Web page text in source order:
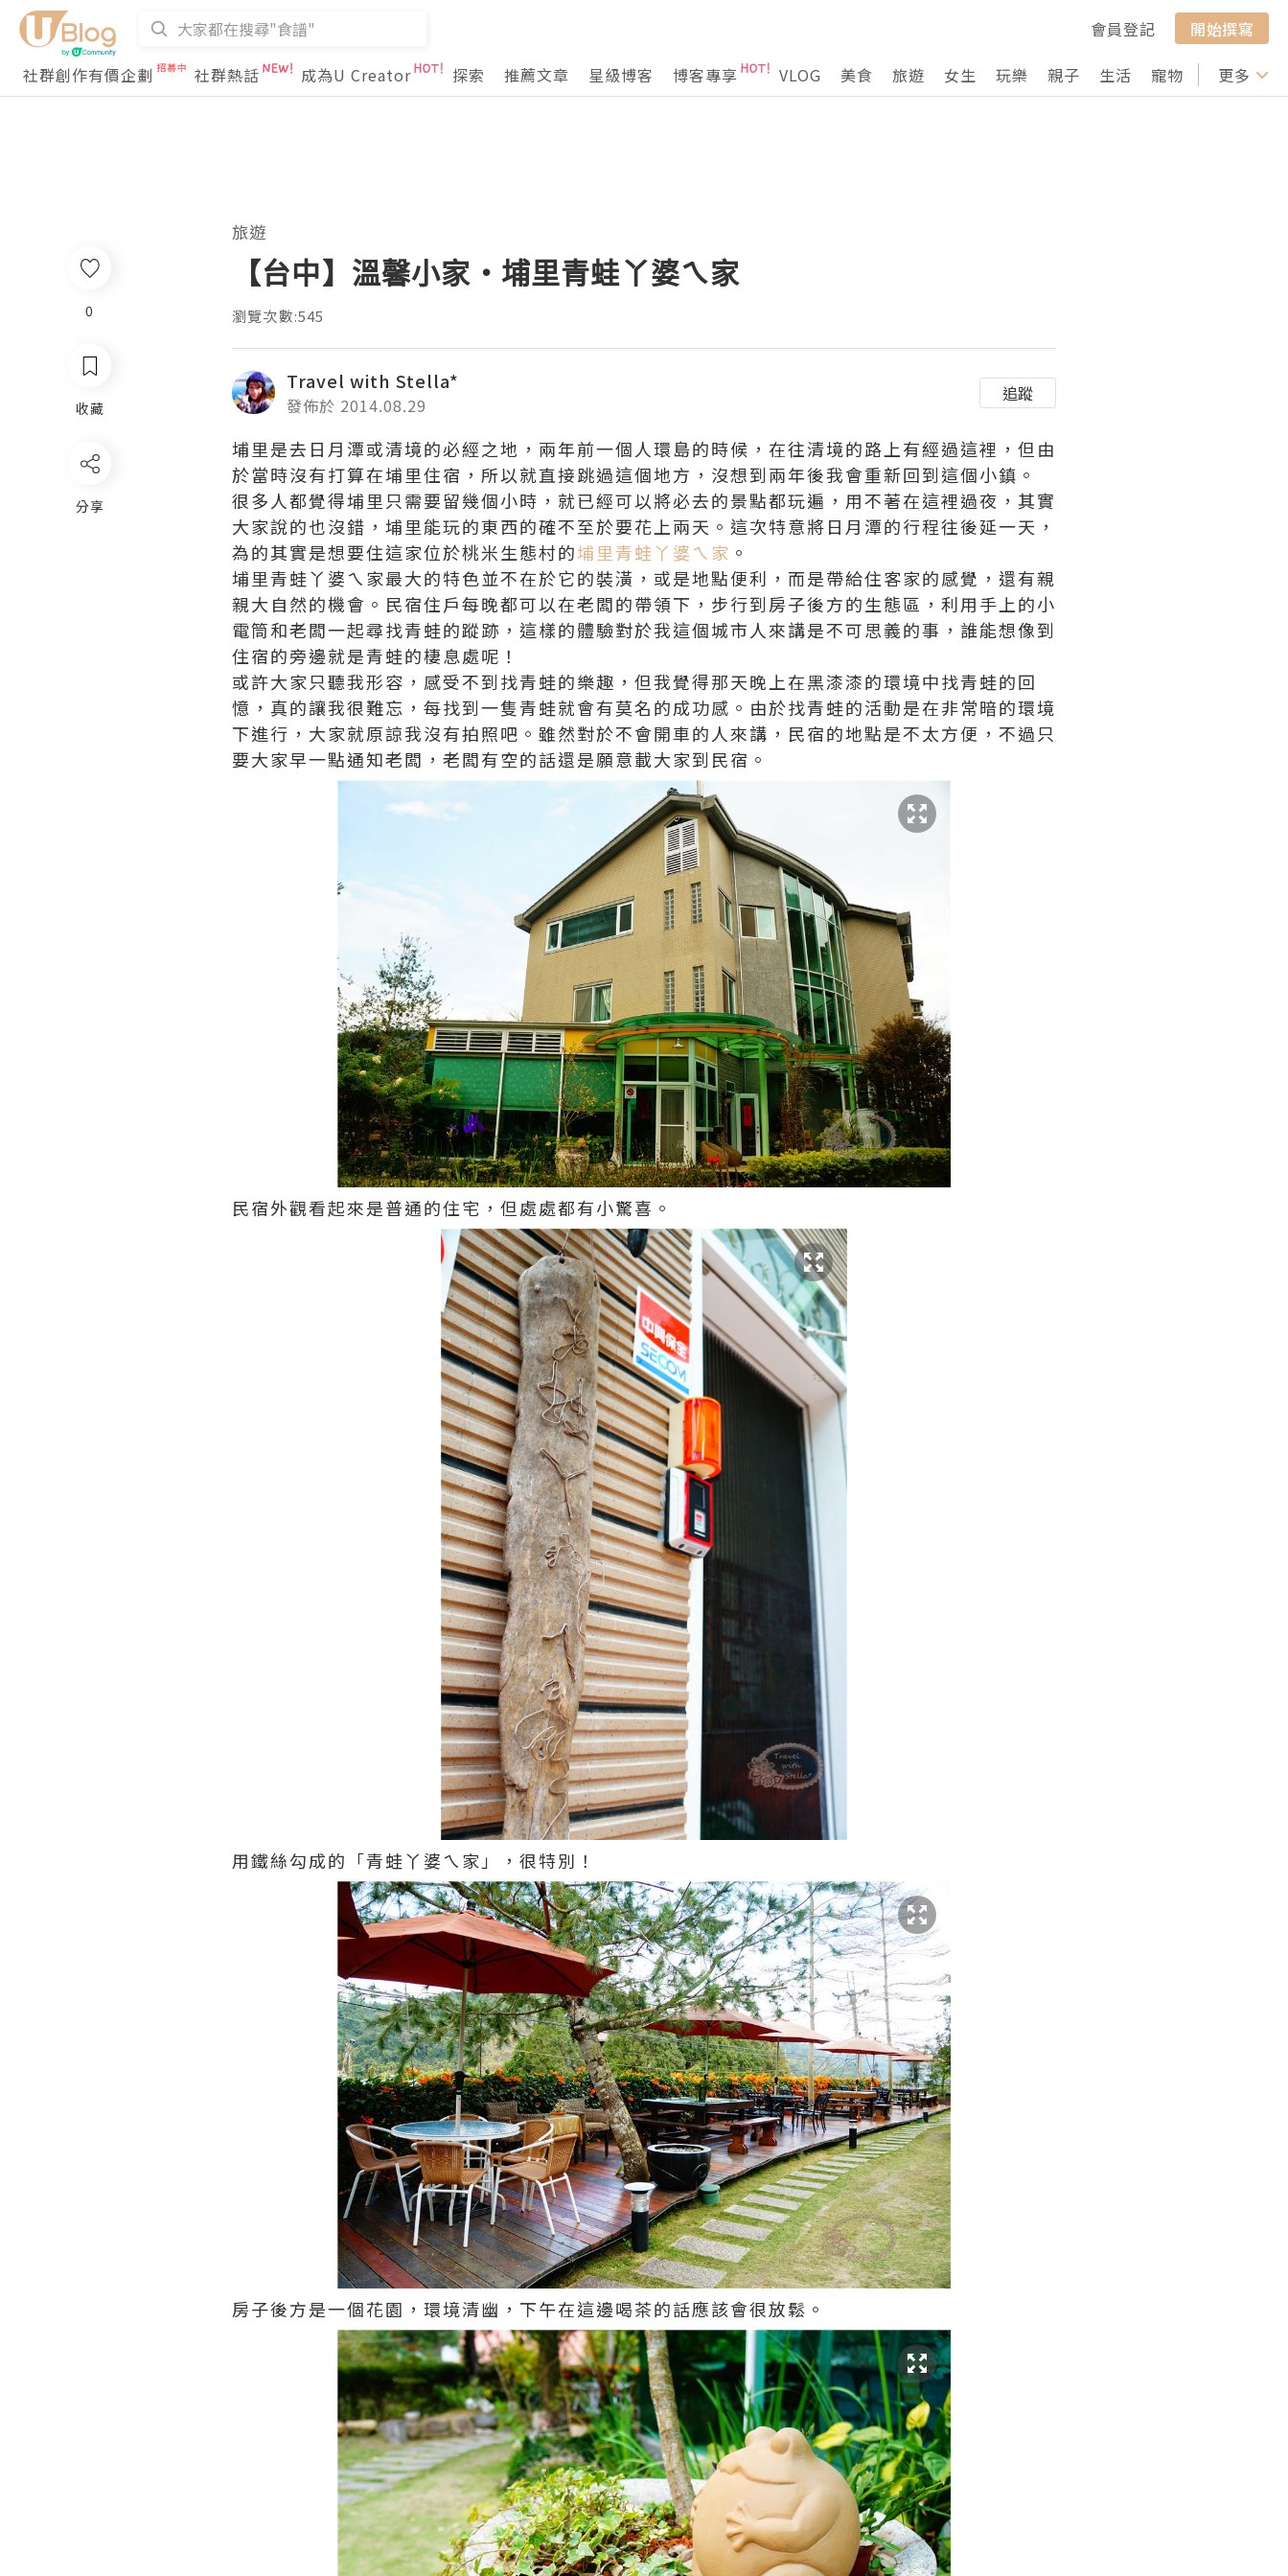
會員登記
開始撰寫
社群創作有價企劃
社群熱話 成為U Creator 探索 推薦文章 星級博客 博客專享 VLOG 美食 旅遊 女生 玩樂 親子 生活 寵物 行山 打卡
更多
0
收藏
分享
旅遊
【台中】溫馨小家‧埔里青蛙丫婆ㄟ家
瀏覽次數:545
Travel with Stella*
發佈於 2014.08.29
追蹤
埔里是去日月潭或清境的必經之地，兩年前一個人環島的時候，在往清境的路上有經過這裡，但由
於當時沒有打算在埔里住宿，所以就直接跳過這個地方，沒想到兩年後我會重新回到這個小鎮。
很多人都覺得埔里只需要留幾個小時，就已經可以將必去的景點都玩遍，用不著在這裡過夜，其實
大家說的也沒錯，埔里能玩的東西的確不至於要花上兩天。這次特意將日月潭的行程往後延一天，
為的其實是想要住這家位於桃米生態村的埔里青蛙丫婆ㄟ家 。
埔里青蛙丫婆ㄟ家最大的特色並不在於它的裝潢，或是地點便利，而是帶給住客家的感覺，還有親
親大自然的機會。民宿住戶每晚都可以在老闆的帶領下，步行到房子後方的生態區，利用手上的小
電筒和老闆一起尋找青蛙的蹤跡，這樣的體驗對於我這個城市人來講是不可思義的事，誰能想像到
住宿的旁邊就是青蛙的棲息處呢！
或許大家只聽我形容，感受不到找青蛙的樂趣，但我覺得那天晚上在黑漆漆的環境中找青蛙的回
憶，真的讓我很難忘，每找到一隻青蛙就會有莫名的成功感。由於找青蛙的活動是在非常暗的環境
下進行，大家就原諒我沒有拍照吧。雖然對於不會開車的人來講，民宿的地點是不太方便，不過只
要大家早一點通知老闆，老闆有空的話還是願意載大家到民宿。
民宿外觀看起來是普通的住宅，但處處都有小驚喜。
用鐵絲勾成的「青蛙丫婆ㄟ家」，很特別！
房子後方是一個花園，環境清幽，下午在這邊喝茶的話應該會很放鬆。